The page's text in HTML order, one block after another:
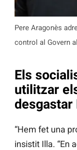
Pere Aragonès
control al Govern
Els
utilitzar
desgastar
“Hem fet una
insistit Illa. “En